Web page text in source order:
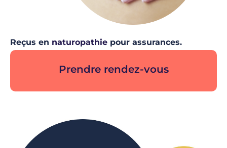
Reçus en naturopathie pour assurances.
Prendre rendez-vous